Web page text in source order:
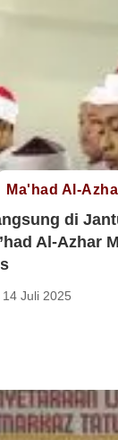
Ma'had Al-
di
Al-Azhar
14 Juli 2025